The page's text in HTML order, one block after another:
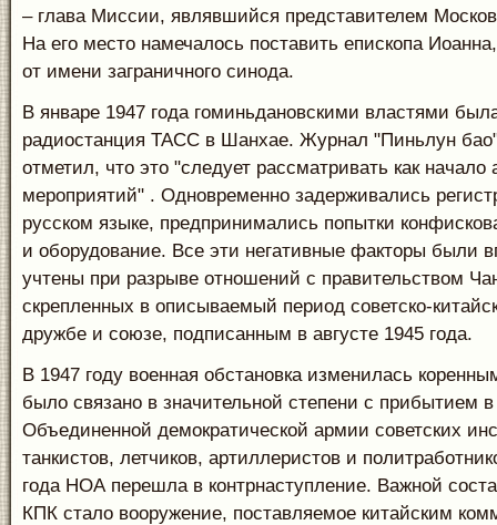
– глава Миссии, являвшийся представителем
На его место намечалось поставить епископа
от имени заграничного синода.
В январе 1947 года гоминьдановскими властями
радиостанция ТАСС в Шанхае. Журнал "Пиньлун
отметил, что это "следует рассматривать как начало
мероприятий" . Одновременно задерживались
русском языке, предпринимались попытки
и оборудование. Все эти негативные факторы были
учтены при разрыве отношений с правительством
скрепленных в описываемый период советско-
дружбе и союзе, подписанным в августе 1945 года.
В 1947 году военная обстановка изменилась
было связано в значительной степени с прибытием
Объединенной демократической армии советских
танкистов, летчиков, артиллеристов и
года НОА перешла в контрнаступление. Важной
КПК стало вооружение, поставляемое китайским